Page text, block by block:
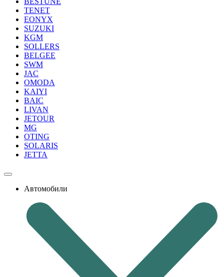
TENET
EONYX
SUZUKI
KGM
SOLLERS
BELGEE
SWM
JAC
OMODA
KAIYI
BAIC
LIVAN
JETOUR
MG
OTING
SOLARIS
JETTA
Автомобили